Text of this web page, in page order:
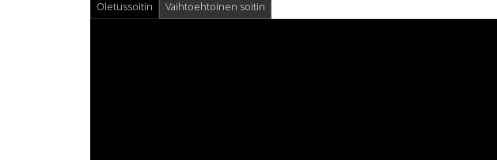
Oletussoitin Vaihtoehtoinen soitin